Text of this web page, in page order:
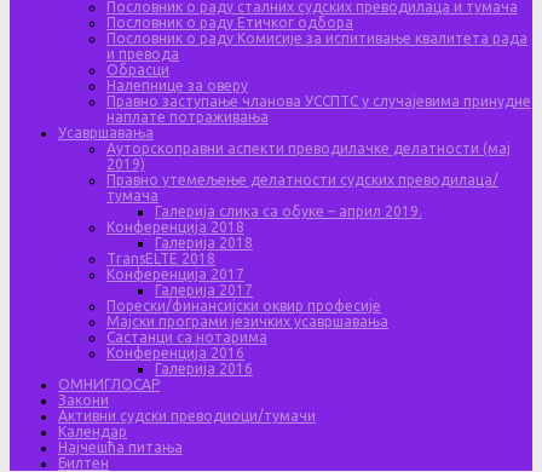
Пословник о раду сталних судских преводилаца и тумача
Пословник о раду Етичког одбора
Пословник о раду Комисије за испитивање квалитета рада
и превода
Обрасци
Налепнице за оверу
Правно заступање чланова УССПТС у случајевима принудне
наплате потраживања
Усавршавања
Ауторскоправни аспекти преводилачке делатности (мај
2019)
Правно утемељење делатности судских преводилаца/
тумача
Галерија слика са обуке – април 2019.
Конференција 2018
Галерија 2018
TransELTE 2018
Конференција 2017
Галерија 2017
Порески/финансијски оквир професије
Мајски програми језичких усавршавања
Састанци са нотарима
Конференција 2016
Галерија 2016
ОМНИГЛОСАР
Закони
Активни судски преводиоци/тумачи
Календар
Најчешћа питања
Билтен